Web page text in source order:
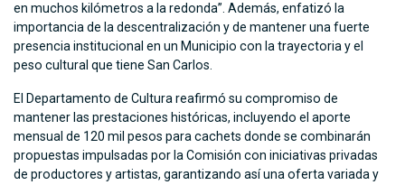
en muchos kilómetros a la redonda”. Además, enfatizó la
importancia de la descentralización y de mantener una fuerte
presencia institucional en un Municipio con la trayectoria y el
peso cultural que tiene San Carlos.
El Departamento de Cultura reafirmó su compromiso de
mantener las prestaciones históricas, incluyendo el aporte
mensual de 120 mil pesos para cachets donde se combinarán
propuestas impulsadas por la Comisión con iniciativas privadas
de productores y artistas, garantizando así una oferta variada y